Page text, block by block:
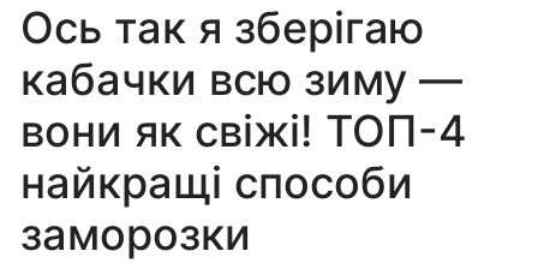
Ось так я зберігаю
кабачки всю зиму —
вони як свіжі! ТОП-4
найкращі способи
заморозки